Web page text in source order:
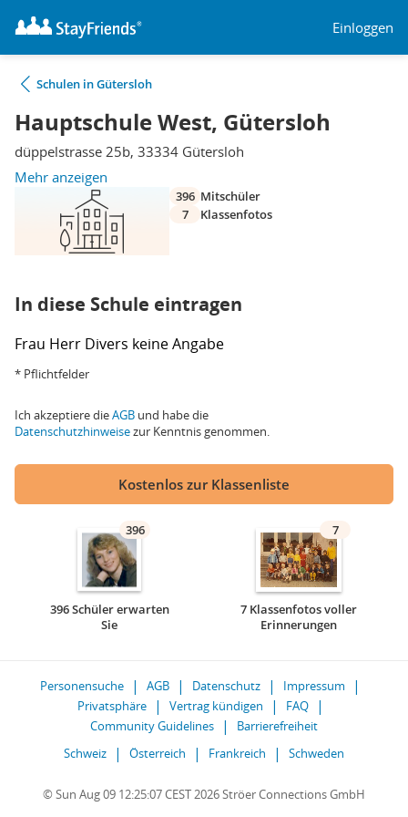
Einloggen
Schulen in Gütersloh
Hauptschule West, Gütersloh
düppelstrasse 25b, 33334 Gütersloh
Mehr anzeigen
396 Mitschüler
7
Klassenfotos
In diese Schule eintragen
Frau Herr Divers keine Angabe
* Pflichtfelder
Ich akzeptiere dieAGB und habe die
Datenschutzhinweisezur Kenntnis genommen.
Kostenlos zur Klassenliste
396
396 Schüler erwarten
Sie
7
7 Klassenfotos voller
Erinnerungen
Personensuche AGB Datenschutz
Impressum
Privatsphäre
Vertrag kündigen
FAQ
Community Guidelines
Barrierefreiheit
Schweiz
Österreich Frankreich Schweden
© Sun Aug 09 12:25:07 CEST 2026 Ströer Connections GmbH